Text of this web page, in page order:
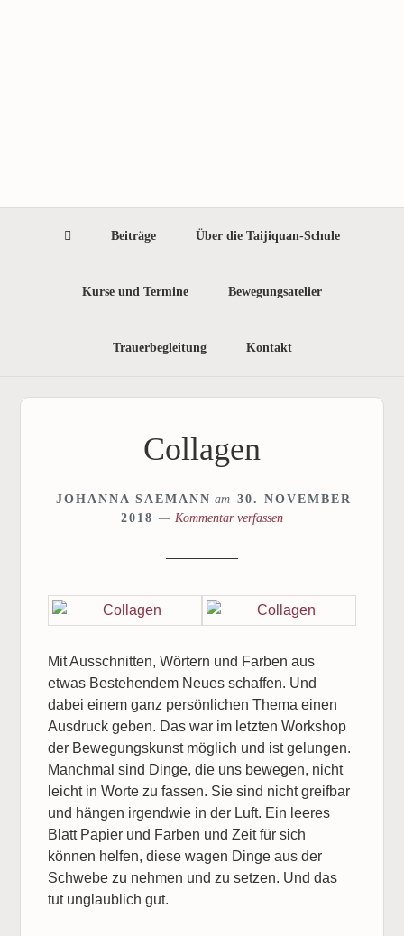
Beiträge Über die Taijiquan-Schule
Kurse und Termine Bewegungsatelier
Trauerbegleitung Kontakt
Collagen
JOHANNA SAEMANN am 30. NOVEMBER
2018
Kommentar verfassen
Mit Ausschnitten, Wörtern und Farben aus
etwas Bestehendem Neues schaffen. Und
dabei einem ganz persönlichen Thema einen
Ausdruck geben. Das war im letzten Workshop
der Bewegungskunst möglich und ist gelungen.
Manchmal sind Dinge, die uns bewegen, nicht
leicht in Worte zu fassen. Sie sind nicht greifbar
und hängen irgendwie in der Luft. Ein leeres
Blatt Papier und Farben und Zeit für sich
können helfen, diese wagen Dinge aus der
Schwebe zu nehmen und zu setzen. Und das
tut unglaublich gut.